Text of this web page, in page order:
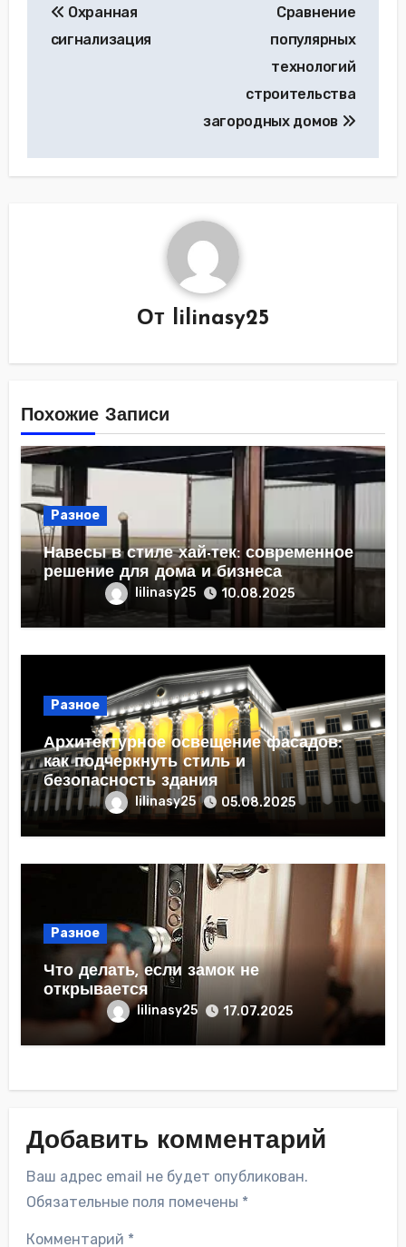
по
Охранная
сигнализация
Сравнение
популярных
технологий
строительства
загородных домов
От lilinasy25
Похожие Записи
Разное
Навесы в стиле хай-тек: современное
решение для дома и бизнеса
lilinasy25 10.08.2025
Разное
Архитектурное освещение фасадов:
как подчеркнуть стиль и
безопасность здания
lilinasy25 05.08.2025
Разное
Что делать, если замок не
открывается
lilinasy25 17.07.2025
Добавить комментарий
Ваш адрес email не будет опубликован.
Обязательные поля помечены *
Комментарий *